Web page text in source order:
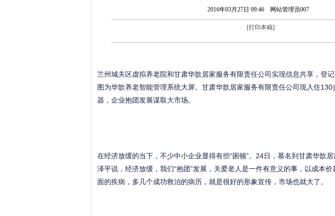
2016年03月27日 09:46 网站管理员007
[打印本稿]
兰州城关区虚拟养老院和甘肃华歆居家服务有限责任公司实现信息共享，登记
图为华歆养老智能管理系统大屏。甘肃华歆居家服务有限责任公司现入住
器，企业抱团发展谋取大市场。
在经济放缓的当下，不少中小企业显得有些“困顿”。24日，慕名到甘肃华歆
泽平说，经济放缓，我们“抱团”发展，关爱老人是一件有意义的事，以成本
面的疾病，多几个成功救治的病历，就是很好的形象宣传，市场也就大了。